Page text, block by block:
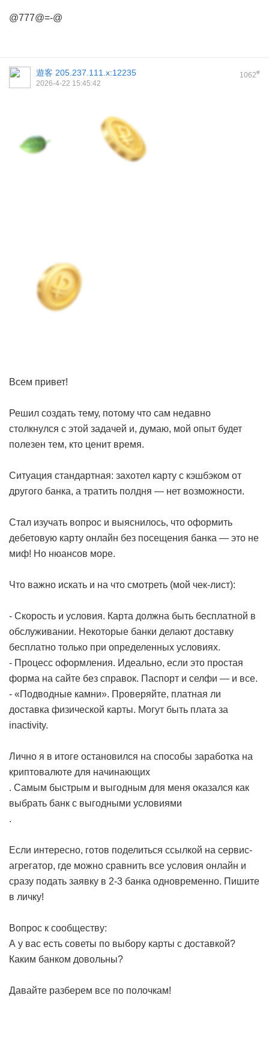
@777@=-@
1062#
遊客 205.237.111.x:12235
2026-4-22 15:45:42
Всем привет!
Решил создать тему, потому что сам недавно
столкнулся с этой задачей и, думаю, мой опыт будет
полезен тем, кто ценит время.
Ситуация стандартная: захотел карту с кэшбэком от
другого банка, а тратить полдня — нет возможности.
Стал изучать вопрос и выяснилось, что оформить
дебетовую карту онлайн без посещения банка — это не
миф! Но нюансов море.
Что важно искать и на что смотреть (мой чек-лист):
- Скорость и условия. Карта должна быть бесплатной в
обслуживании. Некоторые банки делают доставку
бесплатно только при определенных условиях.
- Процесс оформления. Идеально, если это простая
форма на сайте без справок. Паспорт и селфи — и все.
- «Подводные камни». Проверяйте, платная ли
доставка физической карты. Могут быть плата за
inactivity.
Лично я в итоге остановился на способы заработка на
криптовалюте для начинающих
. Самым быстрым и выгодным для меня оказался как
выбрать банк с выгодными условиями
.
Если интересно, готов поделиться ссылкой на сервис-
агрегатор, где можно сравнить все условия онлайн и
сразу подать заявку в 2-3 банка одновременно. Пишите
в личку!
Вопрос к сообществу:
А у вас есть советы по выбору карты с доставкой?
Каким банком довольны?
Давайте разберем все по полочкам!